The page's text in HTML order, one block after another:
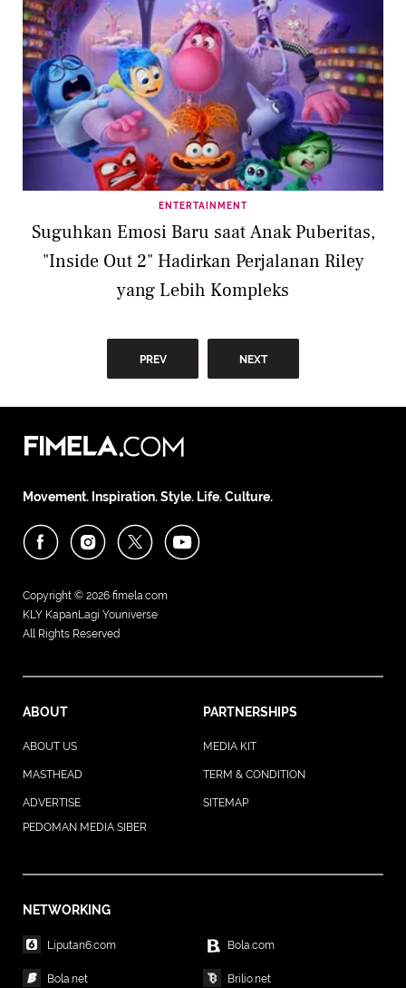
ENTERTAINMENT
Suguhkan Emosi Baru saat Anak Puberitas,
"Inside Out 2" Hadirkan Perjalanan Riley
yang Lebih Kompleks
PREV NEXT
Movement. Inspiration. Style. Life. Culture.
Copyright © 2026 fimela.com
KLY KapanLagi Youniverse
All Rights Reserved
ABOUT PARTNERSHIPS
ABOUT US MEDIA KIT
MASTHEAD TERM & CONDITION
ADVERTISE
SITEMAP
PEDOMAN MEDIA SIBER
NETWORKING
Liputan6.com Bola.com
Bola.net Brilio.net